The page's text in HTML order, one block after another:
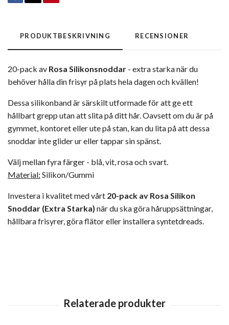
PRODUKTBESKRIVNING RECENSIONER
20-pack av Rosa Silikonsnoddar - extra starka när du
behöver hålla din frisyr på plats hela dagen och kvällen!
Dessa silikonband är särskilt utformade för att ge ett
hållbart grepp utan att slita på ditt hår. Oavsett om du är på
gymmet, kontoret eller ute på stan, kan du lita på att dessa
snoddar inte glider ur eller tappar sin spänst.
Välj mellan fyra färger - blå, vit, rosa och svart.
Material: Silikon/Gummi
Investera i kvalitet med vårt 20-pack av Rosa Silikon
Snoddar (Extra Starka) när du ska göra håruppsättningar,
hållbara frisyrer, göra flätor eller installerasyntetdreads.